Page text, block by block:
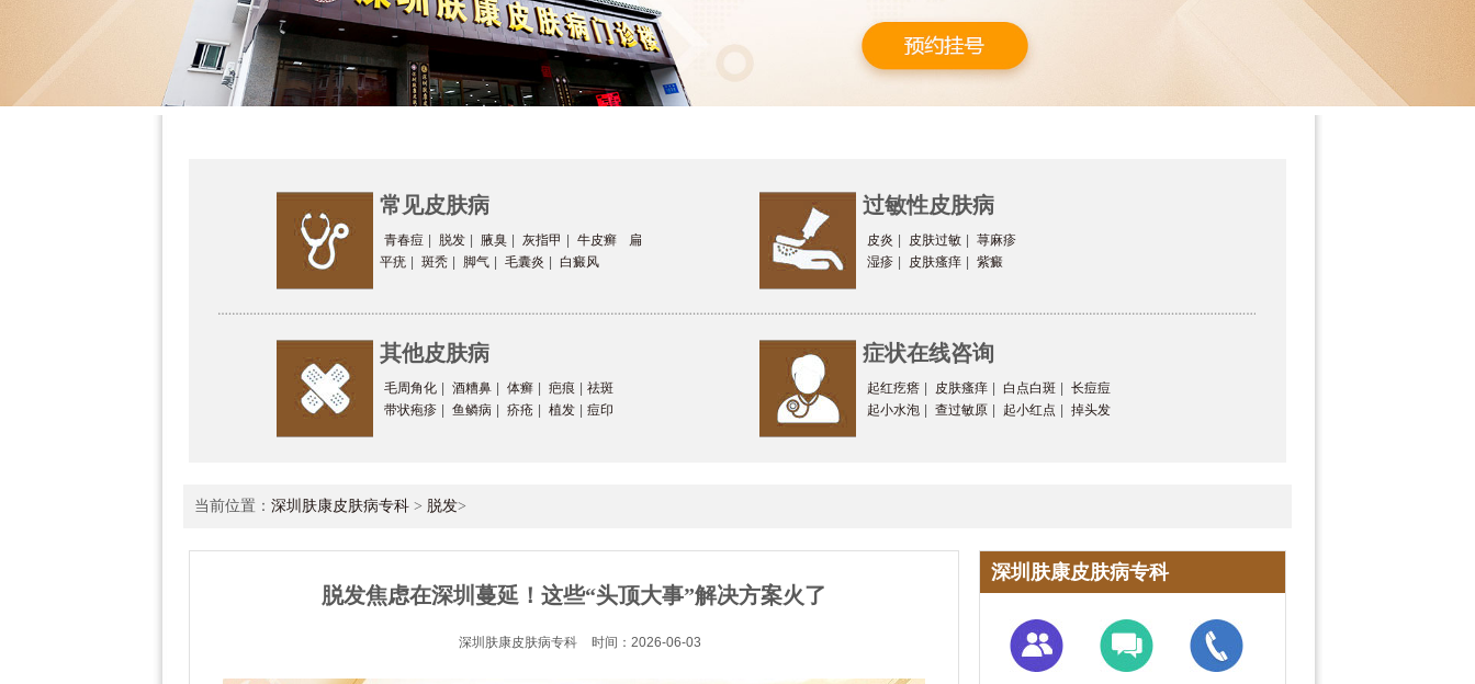
常见皮肤病
青春痘 脱发 腋臭 灰指甲 牛皮癣
扁
平疣
斑秃 脚气 毛囊炎 白癜风
过敏性皮肤病
皮炎 皮肤过敏
荨麻疹
湿疹
皮肤瘙痒 紫癜
其他皮肤病
毛周角化 酒糟鼻 体癣 疤痕
祛斑
带状疱疹
鱼鳞病 疥疮 植发 痘印
症状在线咨询
起红疙瘩 皮肤瘙痒 白点白斑
长痘痘
起小水泡
查过敏原 起小红点 掉头发
当前位置： 深圳肤康皮肤病专科 > 脱发>
脱发焦虑在深圳蔓延！这些“头顶大事”解决方案火了
深圳肤康皮肤病专科 时间：2026-06-03
深圳肤康皮肤病专科